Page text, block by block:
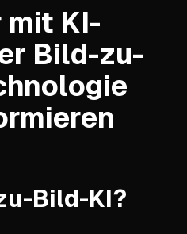
mit KI-
Bild-zu-
Bild-KI?